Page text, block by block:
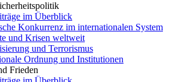
im Überblick
Konkurrenz im internationalen System
und Krisen weltweit
und Terrorismus
Ordnung und Institutionen
Frieden